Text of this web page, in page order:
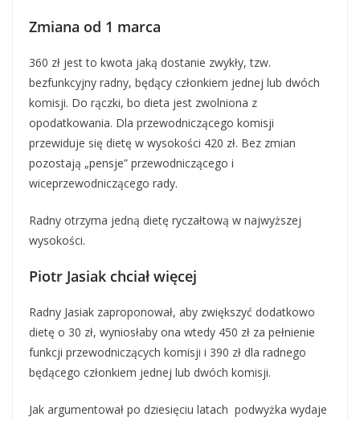
Zmiana od 1 marca
360 zł jest to kwota jaką dostanie zwykły, tzw.
bezfunkcyjny radny, będący członkiem jednej lub dwóch
komisji. Do rączki, bo dieta jest zwolniona z
opodatkowania. Dla przewodniczącego komisji
przewiduje się dietę w wysokości 420 zł. Bez zmian
pozostają „pensje” przewodniczącego i
wiceprzewodniczącego rady.
Radny otrzyma jedną dietę ryczałtową w najwyższej
wysokości.
Piotr Jasiak chciał więcej
Radny Jasiak zaproponował, aby zwiększyć dodatkowo
dietę o 30 zł, wyniosłaby ona wtedy 450 zł za pełnienie
funkcji przewodniczących komisji i 390 zł dla radnego
będącego członkiem jednej lub dwóch komisji.
Jak argumentował po dziesięciu latach podwyżka wydaje